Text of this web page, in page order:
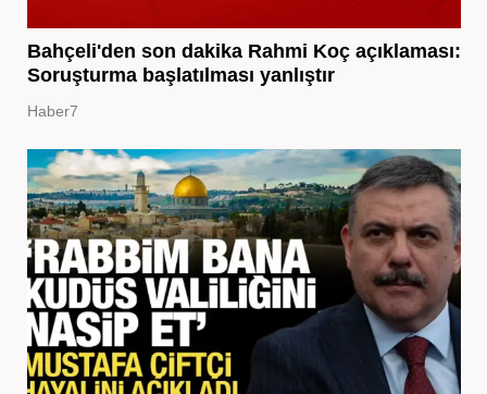
Bahçeli'den son dakika Rahmi Koç açıklaması:
Soruşturma başlatılması yanlıştır
Haber7